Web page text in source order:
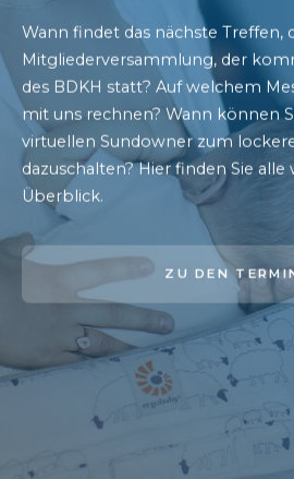
Wann findet das nächste Treffen,
Mitgliederversammlung, der
des BDKH statt? Auf welchem
mit uns rechnen? Wann können
virtuellen Sundowner zum
dazuschalten? Hier finden Sie
Überblick.
ZU DEN